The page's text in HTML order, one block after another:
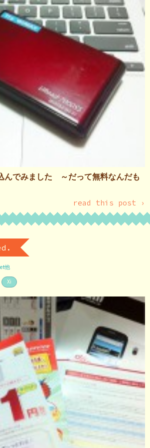
んでみました ～だって無料なんだも
read this post ›
他
Xi